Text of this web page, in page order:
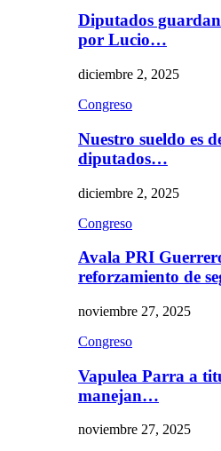
Diputados
por Lucio…
diciembre 2, 2025
Congreso
Nuestro sueldo es
diputados…
diciembre 2, 2025
Congreso
Avala PRI
reforzamiento de
noviembre 27, 2025
Congreso
Vapulea Parra a
manejan…
noviembre 27, 2025